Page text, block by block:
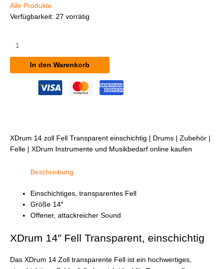
Alle Produkte
Verfügbarkeit: 27 vorrätig
14"
Transparent,
einschichtig
In den Warenkorb
XDrum 14 zoll Fell Transparent einschichtig | Drums | Zubehör |
Felle | XDrum Instrumente und Musikbedarf online kaufen
Beschreibung
Einschichtiges, transparentes Fell
Größe 14″
Offener, attackreicher Sound
XDrum 14″ Fell Transparent, einschichtig
Das XDrum 14 Zoll transparente Fell ist ein hochwertiges,